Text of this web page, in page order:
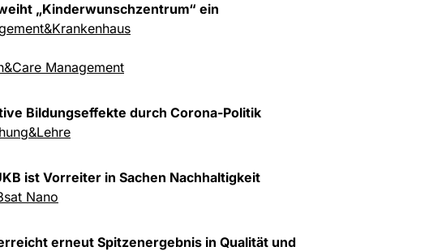
„Kinderwunschzentrum“ ein
Management
Bildungseffekte durch Corona-Politik
ist Vorreiter in Sachen Nachhaltigkeit
Nano
erneut Spitzenergebnis in Qualität und